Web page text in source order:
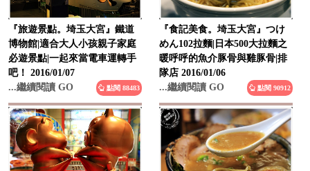
『旅遊景點。埼玉大宮』鐵道
博物館|適合大人小孩親子家庭
必遊景點|一起來當電車運轉手
吧！ 2016/01/07
...繼續閱讀 GO
點閱 88483
『食記美食。埼玉大宮』つけ
めん102拉麵|日本500大拉麵之
暖呼呼的魚介豚骨與雞豚骨|排
隊店 2016/01/06
...繼續閱讀 GO
點閱 90912